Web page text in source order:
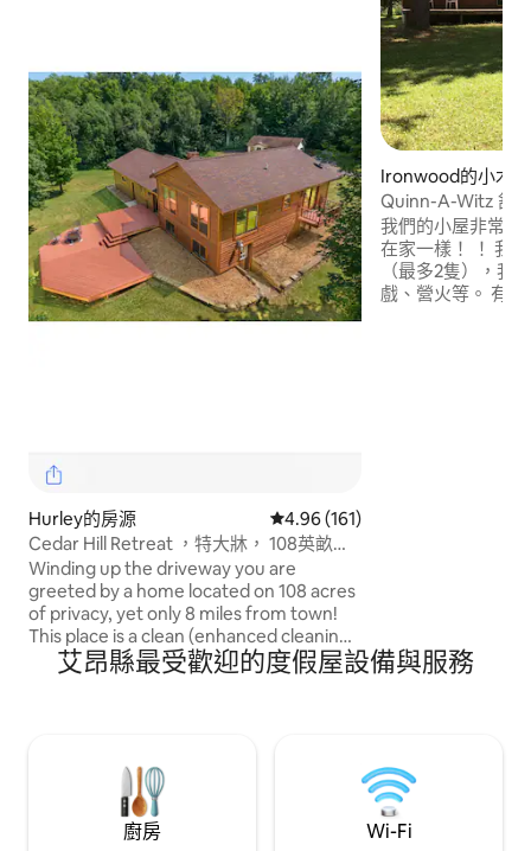
Hurley的房源 從 161 則評價中獲得 4.96 的平
4.96 (161)
Cedar Hill Retreat ，特大牀， 108英畝的
隱私
Winding up the driveway you are
greeted by a home located on 108 acres
of privacy, yet only 8 miles from town!
This place is a clean (enhanced cleaning
routine), fresh, and relaxing with
breathtaking views! With enough space
lifetime. Gather around the wood stove
after a long winter day full of activities
available close by, or relax on the back
deck watching the sun set in summer!
Ironwood的小木屋
Quinn-A-Witz 舒
我們的小屋非常舒
在家一樣！ ！ 我們是一個對狗友好的房源
（最多2隻），我
戲、營火等。 有
艾昂縣最受歡迎的度假屋設備與服務
廚房 Wi-Fi